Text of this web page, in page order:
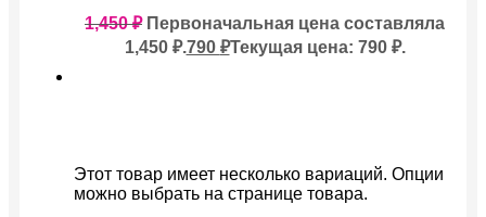
1,450₽ Первоначальная цена составляла
1,450 ₽.790 ₽Текущая цена: 790 ₽.
Этот товар имеет несколько вариаций. Опции
можно выбрать на странице товара.